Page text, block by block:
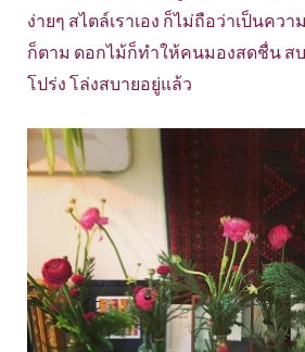
ง่ายๆ สไตล์เราเอง ก็ไม่ถือว่าเป็นควา
ก็ตาม ดอกไม้ก็ทำให้คนมองสดชื่น ส
โปร่ง โล่งสบายอยู่แล้ว